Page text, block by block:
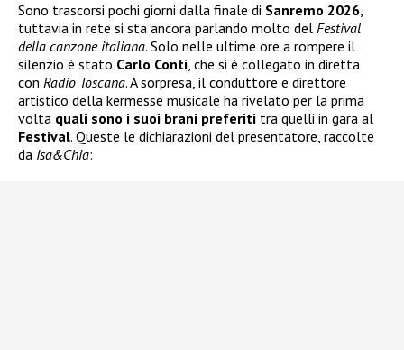
Sono trascorsi pochi giorni dalla finale di Sanremo 2026,
tuttavia in rete si sta ancora parlando molto del Festival
della canzone italiana. Solo nelle ultime ore a rompere il
silenzio è stato Carlo Conti, che si è collegato in diretta
con Radio Toscana. A sorpresa, il conduttore e direttore
artistico della kermesse musicale ha rivelato per la prima
volta quali sono i suoi brani preferiti tra quelli in gara al
Festival. Queste le dichiarazioni del presentatore, raccolte
da Isa&Chia: